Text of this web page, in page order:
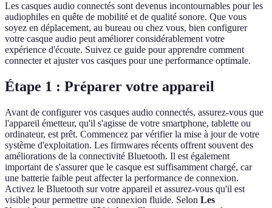
Les casques audio connectés sont devenus incontournables pour les
audiophiles en quête de mobilité et de qualité sonore. Que vous
soyez en déplacement, au bureau ou chez vous, bien configurer
votre casque audio peut améliorer considérablement votre
expérience d'écoute. Suivez ce guide pour apprendre comment
connecter et ajuster vos casques pour une performance optimale.
Étape 1 : Préparer votre appareil
Avant de configurer vos casques audio connectés, assurez-vous que
l'appareil émetteur, qu'il s'agisse de votre smartphone, tablette ou
ordinateur, est prêt. Commencez par vérifier la mise à jour de votre
système d'exploitation. Les firmwares récents offrent souvent des
améliorations de la connectivité Bluetooth. Il est également
important de s'assurer que le casque est suffisamment chargé, car
une batterie faible peut affecter la performance de connexion.
Activez le Bluetooth sur votre appareil et assurez-vous qu'il est
visible pour permettre une connexion fluide. Selon Les